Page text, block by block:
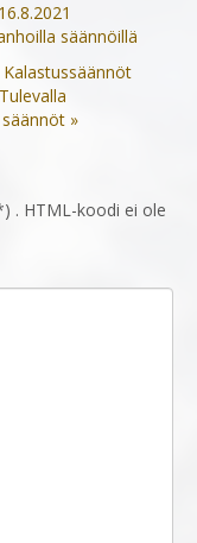
säännöillä
Kalastussäännöt
Tulevalla
»
. HTML-koodi ei ole